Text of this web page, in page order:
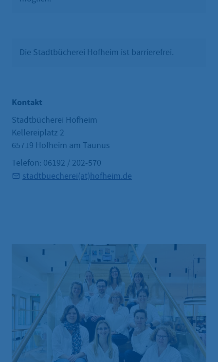
Die Stadtbücherei Hofheim ist barrierefrei.
Kontakt
Stadtbücherei Hofheim
Kellereiplatz 2
65719 Hofheim am Taunus
Telefon: 06192 / 202-570
stadtbuecherei(at)hofheim.de